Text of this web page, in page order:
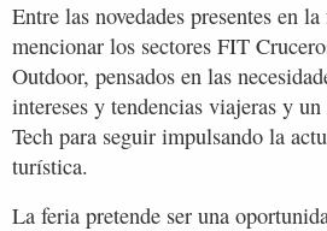
Entre las novedades presentes en
mencionar los sectores FIT
Outdoor, pensados en las
intereses y tendencias viajeras y
Tech para seguir impulsando la
turística.
La feria pretende ser una